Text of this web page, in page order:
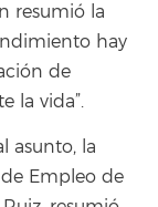
resumió la
hay
de
la vida”.
asunto, la
Empleo de